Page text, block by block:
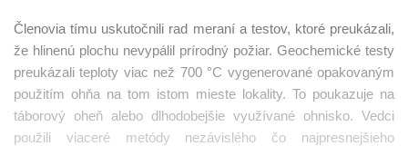
Členovia tímu uskutočnili rad meraní a testov, ktoré preukázali,
že hlinenú plochu nevypálil prírodný požiar. Geochemické testy
preukázali teploty viac než 700 °C vygenerované opakovaným
použitím ohňa na tom istom mieste lokality. To poukazuje na
táborový oheň alebo dlhodobejšie využívané ohnisko. Vedci
použili viaceré metódy nezávislého čo najpresnejšieho